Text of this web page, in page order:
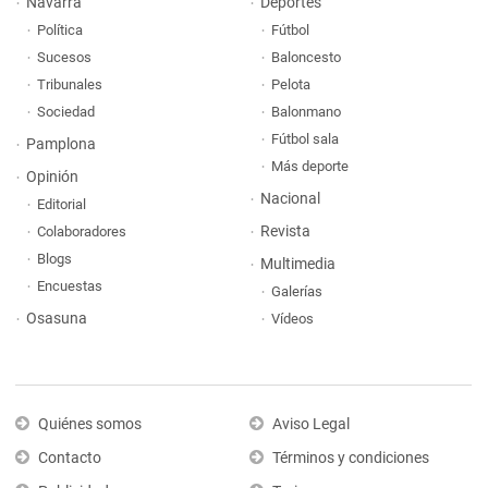
Política
Sucesos
Tribunales
Sociedad
Pamplona
Opinión
Editorial
Colaboradores
Blogs
Encuestas
Osasuna
Fútbol
Baloncesto
Pelota
Balonmano
Fútbol sala
Más deporte
Nacional
Revista
Multimedia
Galerías
Vídeos
Quiénes somos
Contacto
Aviso Legal
Términos y condiciones